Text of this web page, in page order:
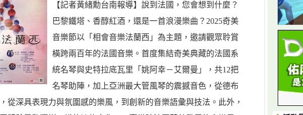
【記者黃緒勳台南報導】說到法國，您會想到什麼？
巴黎鐵塔、香醇紅酒，還是一首浪漫樂曲？2025奇美
音樂節以「相會音樂法蘭西」為主題，邀請觀眾聆賞
橫跨兩百年的法國音樂。首度集結奇美典藏的法國系
統名琴與史特拉底瓦里「姚阿幸－艾爾曼」，共12把
名琴助陣，加上亞洲最大管風琴的震撼音色，從德布
從深具表現力與氛圍感的樂風，到創新的音樂語彙與技法。此外，